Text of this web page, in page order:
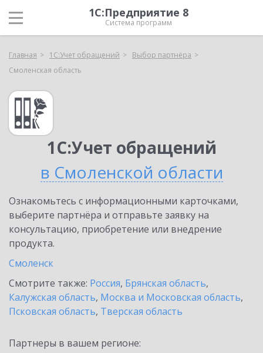
1С:Предприятие 8
Система программ
Главная 1С:Учет обращений
Выбор партнёра
Смоленская область
1С:Учет обращений
в Смоленской области
Ознакомьтесь с информационными карточками,
выберите партнёра и отправьте заявку на
консультацию, приобретение или внедрение
продукта.
Смоленск
Смотрите также: Россия, Брянская область,
Калужская область, Москва и Московская область,
Псковская область, Тверская область
Партнеры в вашем регионе: